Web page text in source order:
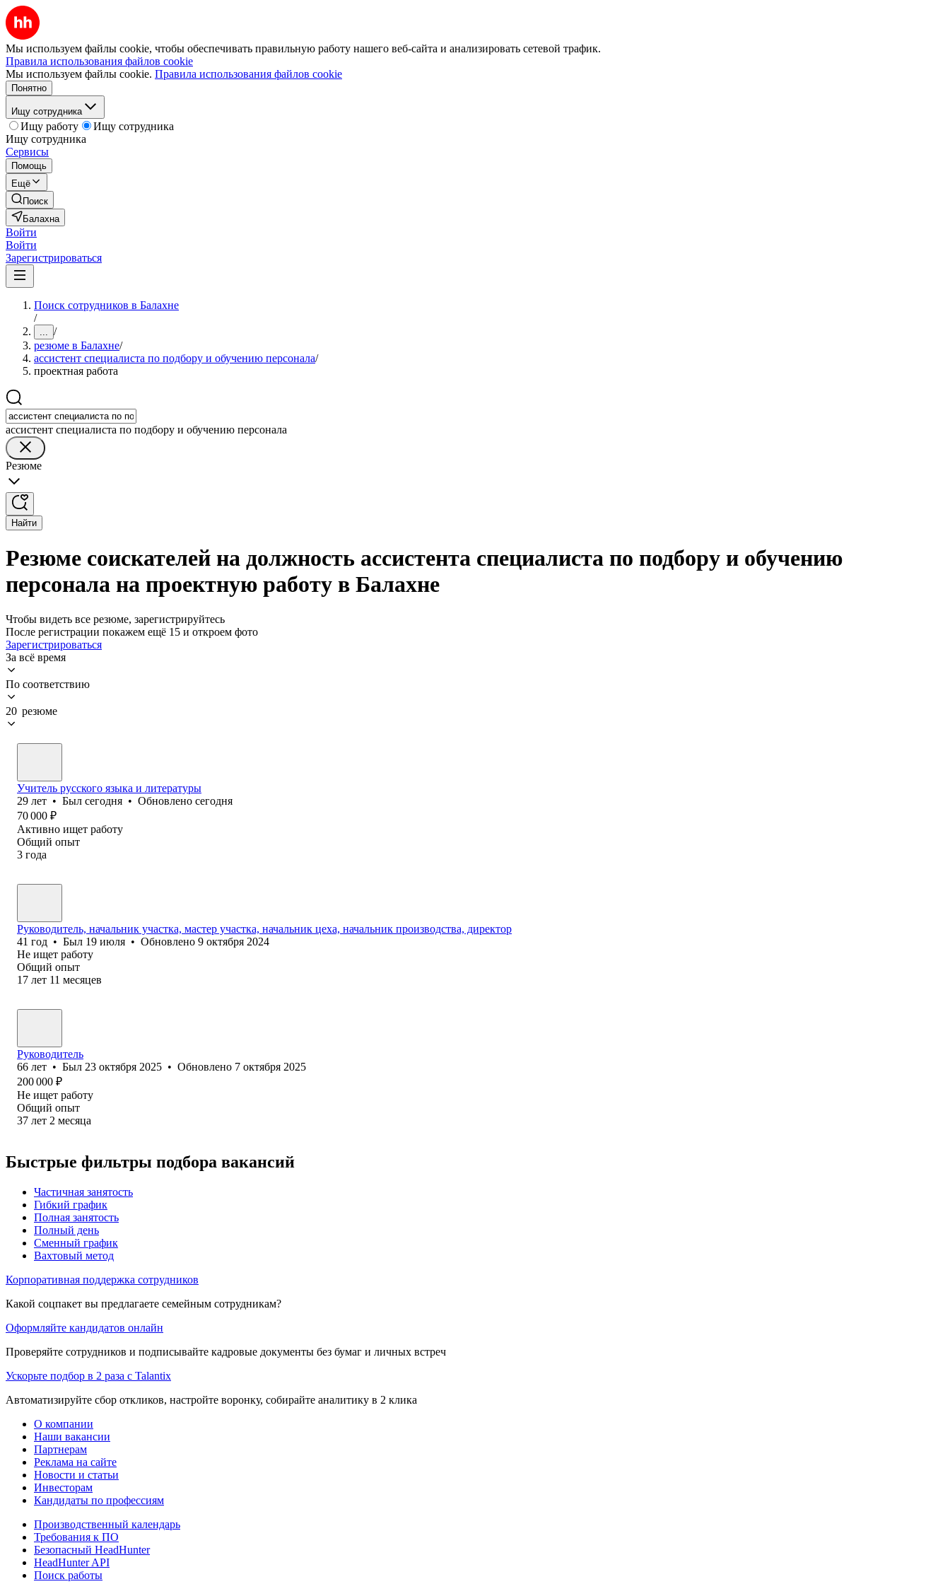
Мы используем файлы cookie, чтобы обеспечивать правильную работу нашего веб-сайта и анализировать сетевой трафик.
Правила использования файлов cookie
Мы используем файлы cookie. Правила использования файлов cookie
Понятно
Ищу сотрудника
Ищу работу
Ищу сотрудника
Ищу сотрудника
Сервисы
Помощь
Ещё
Поиск
Балахна
Войти
Войти
Зарегистрироваться
Поиск сотрудников в Балахне
/
... /
резюме в Балахне/
ассистент специалиста по подбору и обучению персонала/
проектная работа
ассистент специалиста по подбору и обучению персонала
Резюме
Найти
Резюме соискателей на должность ассистента специалиста по подбору и обучению
персонала на проектную работу в Балахне
Чтобы видеть все резюме, зарегистрируйтесь
После регистрации покажем ещё 15 и откроем фото
Зарегистрироваться
За всё время
По соответствию
20 резюме
Учитель русского языка и литературы
29 лет • Был сегодня • Обновлено сегодня
70 000 ₽
Активно ищет работу
Общий опыт
3 года
Руководитель, начальник участка, мастер участка, начальник цеха, начальник производства, директор
41 год • Был 19 июля • Обновлено 9 октября 2024
Не ищет работу
Общий опыт
17 лет 11 месяцев
Руководитель
66 лет • Был 23 октября 2025 • Обновлено 7 октября 2025
200 000 ₽
Не ищет работу
Общий опыт
37 лет 2 месяца
Быстрые фильтры подбора вакансий
Частичная занятость
Гибкий график
Полная занятость
Полный день
Сменный график
Вахтовый метод
Корпоративная поддержка сотрудников
Какой соцпакет вы предлагаете семейным сотрудникам?
Оформляйте кандидатов онлайн
Проверяйте сотрудников и подписывайте кадровые документы без бумаг и личных встреч
Ускорьте подбор в 2 раза с Talantix
Автоматизируйте сбор откликов, настройте воронку, собирайте аналитику в 2 клика
О компании
Наши вакансии
Партнерам
Реклама на сайте
Новости и статьи
Инвесторам
Кандидаты по профессиям
Производственный календарь
Требования к ПО
Безопасный HeadHunter
HeadHunter API
Поиск работы